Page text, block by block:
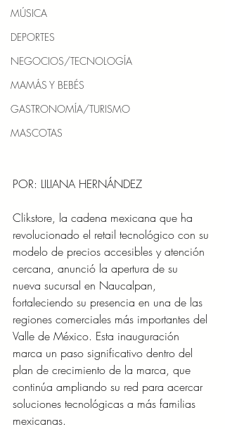
MÚSICA
DEPORTES
NEGOCIOS/TECNOLOGÍA
MAMÁS Y BEBÉS
GASTRONOMÍA/TURISMO
MASCOTAS
POR: LILIANA HERNÁNDEZ
Clikstore, la cadena mexicana que ha
revolucionado el retail tecnológico con su
modelo de precios accesibles y atención
cercana, anunció la apertura de su
nueva sucursal en Naucalpan,
fortaleciendo su presencia en una de las
regiones comerciales más importantes del
Valle de México. Esta inauguración
marca un paso significativo dentro del
plan de crecimiento de la marca, que
continúa ampliando su red para acercar
soluciones tecnológicas a más familias
mexicanas.